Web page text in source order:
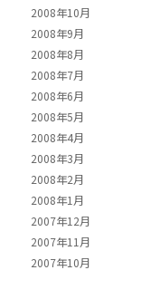
2008年10月
2008年9月
2008年8月
2008年7月
2008年6月
2008年5月
2008年4月
2008年3月
2008年2月
2008年1月
2007年12月
2007年11月
2007年10月